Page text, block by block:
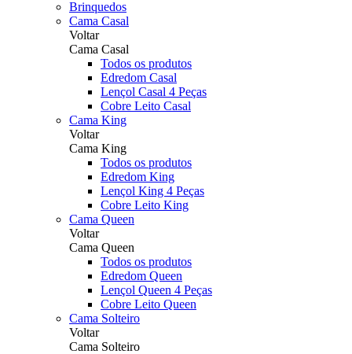
Brinquedos
Cama Casal
Voltar
Cama Casal
Todos os produtos
Edredom Casal
Lençol Casal 4 Peças
Cobre Leito Casal
Cama King
Voltar
Cama King
Todos os produtos
Edredom King
Lençol King 4 Peças
Cobre Leito King
Cama Queen
Voltar
Cama Queen
Todos os produtos
Edredom Queen
Lençol Queen 4 Peças
Cobre Leito Queen
Cama Solteiro
Voltar
Cama Solteiro